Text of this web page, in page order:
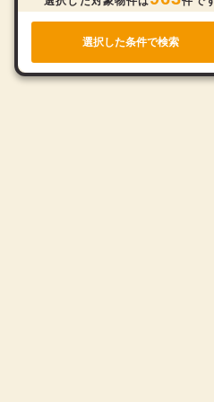
選択した条件で検索